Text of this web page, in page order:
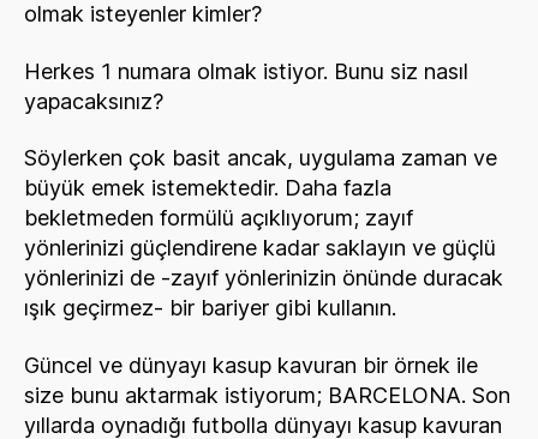
olmak isteyenler kimler?
Herkes 1 numara olmak istiyor. Bunu siz nasıl
yapacaksınız?
Söylerken çok basit ancak, uygulama zaman ve
büyük emek istemektedir. Daha fazla
bekletmeden formülü açıklıyorum; zayıf
yönlerinizi güçlendirene kadar saklayın ve güçlü
yönlerinizi de -zayıf yönlerinizin önünde duracak
ışık geçirmez- bir bariyer gibi kullanın.
Güncel ve dünyayı kasup kavuran bir örnek ile
size bunu aktarmak istiyorum; BARCELONA. Son
yıllarda oynadığı futbolla dünyayı kasup kavuran